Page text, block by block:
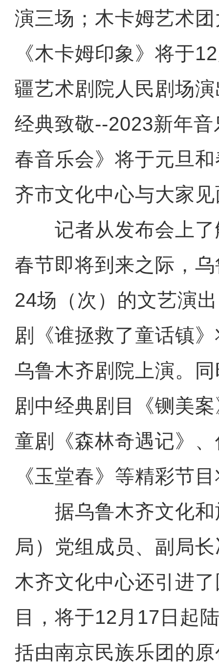
演三场；木卡姆艺术
《木卡姆印象》将于
疆艺术剧院人民剧场
经典致敬--2023新年
春音乐会》将于元旦
齐市文化中心与大家
记者从发布会上了
春节即将到来之际，
24场（次）的文艺演
剧《谁拯救了童话镇
乌鲁木齐剧院上演。
剧中经典剧目《铡美
童剧《森林奇遇记》
《玉堂春》等精彩节
据乌鲁木齐文化和
局）党组成员、副局
木齐文化中心还引进
目，将于12月17日起
括由南京民族乐团的